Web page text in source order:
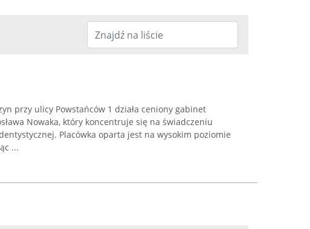
przy ulicy Powstańców 1 działa ceniony gabinet
Nowaka, który koncentruje się na świadczeniu
Placówka oparta jest na wysokim poziomie
...